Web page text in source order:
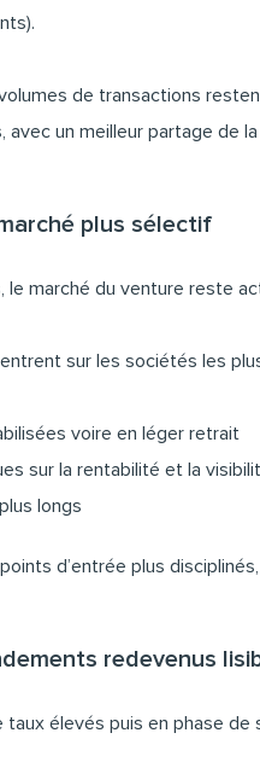
de transactions
avec un meilleur partage de
plus sélectif
le marché du venture reste
sur les sociétés les
voire en léger retrait
sur la rentabilité et la
longs
d’entrée plus
redevenus
taux élevés puis en phase